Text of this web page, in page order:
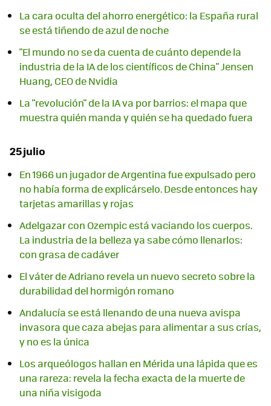
La cara oculta del ahorro energético: la España rural
se está tiñendo de azul de noche
"El mundo no se da cuenta de cuánto depende la
industria de la IA de los científicos de China" Jensen
Huang, CEO de Nvidia
La "revolución" de la IA va por barrios: el mapa que
muestra quién manda y quién se ha quedado fuera
25 julio
En 1966 un jugador de Argentina fue expulsado pero
no había forma de explicárselo. Desde entonces hay
tarjetas amarillas y rojas
Adelgazar con Ozempic está vaciando los cuerpos.
La industria de la belleza ya sabe cómo llenarlos:
con grasa de cadáver
El váter de Adriano revela un nuevo secreto sobre la
durabilidad del hormigón romano
Andalucía se está llenando de una nueva avispa
invasora que caza abejas para alimentar a sus crías,
y no es la única
Los arqueólogos hallan en Mérida una lápida que es
una rareza: revela la fecha exacta de la muerte de
una niña visigoda